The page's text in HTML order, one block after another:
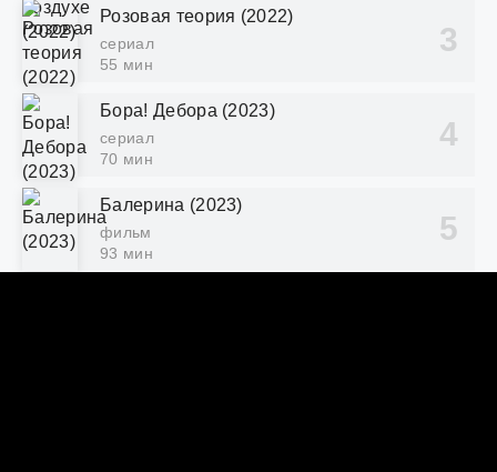
Розовая теория (2022)
сериал
55 мин
Бора! Дебора (2023)
сериал
70 мин
Балерина (2023)
фильм
93 мин